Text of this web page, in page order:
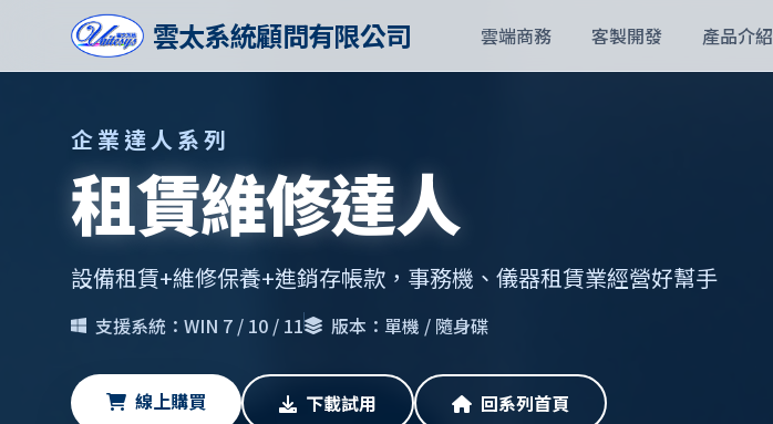
雲太系統顧問有限公司 雲端商務 客製開發 產品介紹
企業達人系列
租賃維修達人
設備租賃+維修保養+進銷存帳款，事務機、儀器租賃業經營好幫手
支援系統：WIN 7 / 10 / 11 版本：單機 / 隨身碟
線上購買 下載試用 回系列首頁